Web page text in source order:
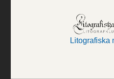
Litografiska